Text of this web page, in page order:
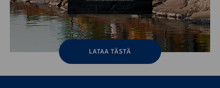
LATAA TÄSTÄ